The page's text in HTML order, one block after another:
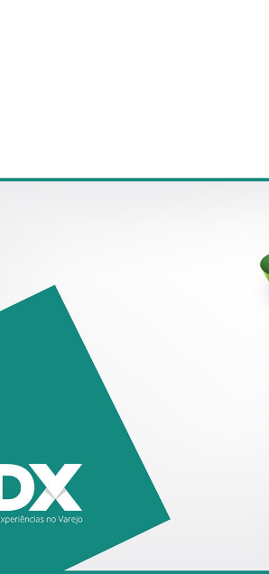
vendas no
ser aplicado em
às vezes é uma tarefa mais difícil do
preços atrativos - isso é apenas
é capaz de fazer a diferença para
varejista pode parecer que o processo
mas para o consumidor não
compra, e o funil de vendas existe para
marketing digital, o funil de vendas ainda
funciona para qualquer tipo de